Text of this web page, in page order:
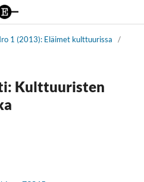
1 (2013): Eläimet kulttuurissa
/
Kulttuuristen